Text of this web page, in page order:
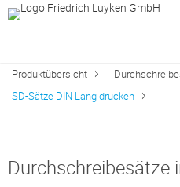
Produktübersicht
SD-Sätze DIN Lang drucken
Durchschreibesätze